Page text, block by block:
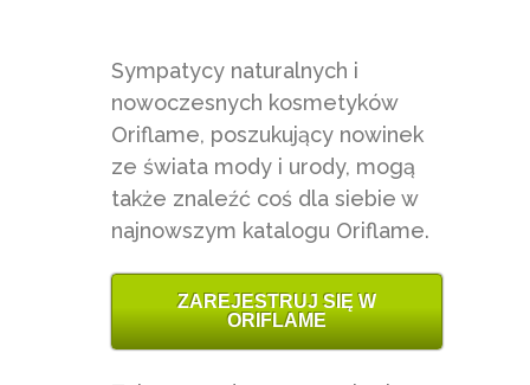
Sympatycy naturalnych i
nowoczesnych kosmetyków
Oriflame, poszukujący nowinek
ze świata mody i urody, mogą
także znaleźć coś dla siebie w
najnowszym katalogu Oriflame.
ZAREJESTRUJ SIĘ W
ORIFLAME